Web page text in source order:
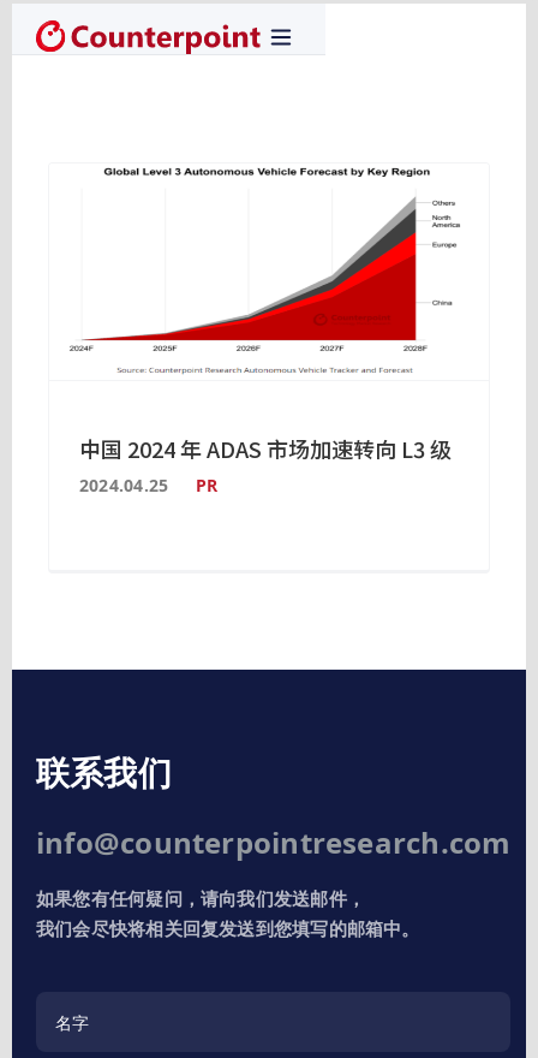
中国 2024 年 ADAS 市场加速转向 L3 级
2024.04.25 PR
联系我们
info@counterpointresearch.com
如果您有任何疑问，请向我们发送邮件，
我们会尽快将相关回复发送到您填写的邮箱中。